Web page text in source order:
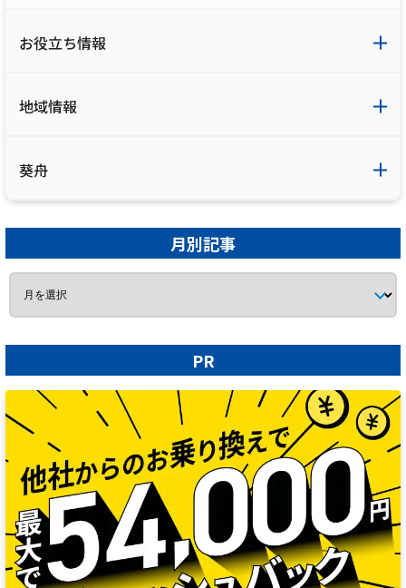
お役立ち情報
地域情報
葵舟
月別記事
PR